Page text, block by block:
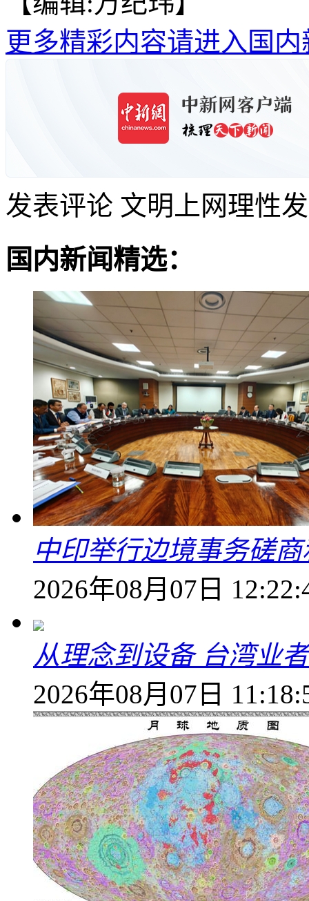
更多精彩内容请进入国内
发表评论 文明上网理性
国内新闻精选：
中印举行边境事务磋
2026年08月07日
从理念到设备 台湾业
2026年08月07日